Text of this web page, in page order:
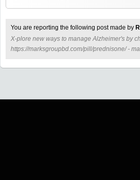
You are reporting the following post made by
X-plore new ways to manage Alzheimer's by
https://marksgroupbd.com/pill/prednisone/ -